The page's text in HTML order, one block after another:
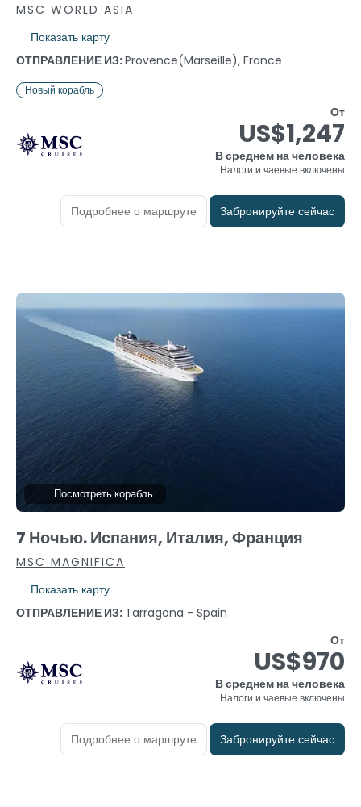
MSC WORLD ASIA
Показать карту
ОТПРАВЛЕНИЕ ИЗ:Provence(marseille), France
Новый корабль
От
US$1,247
В среднем на человека
Налоги и чаевые включены
Подробнее о маршруте Забронируйте сейчас
Посмотреть корабль
7 Ночью. Испания, Италия, Франция
MSC MAGNIFICA
Показать карту
ОТПРАВЛЕНИЕ ИЗ: Tarragona - Spain
От
US$970
В среднем на человека
Налоги и чаевые включены
Подробнее о маршруте Забронируйте сейчас